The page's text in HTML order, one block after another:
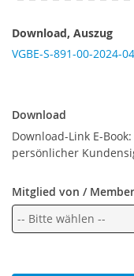
Download, Auszug
VGBE-S-891-00-2024-
Download
Download-Link E-
persönlicher
Mitglied von /